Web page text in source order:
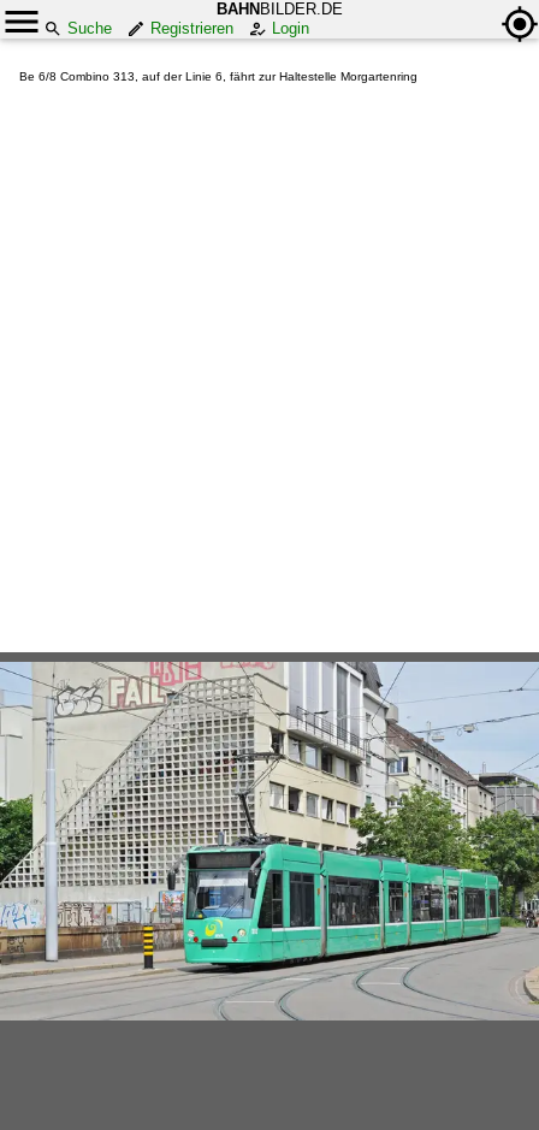
BAHN BILDER.DE
Suche
Registrieren Login
Be 6/8 Combino 313, auf der Linie 6, fährt zur Haltestelle Morgartenring